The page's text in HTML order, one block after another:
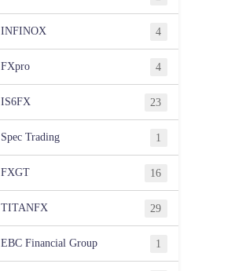
INFINOX 4
FXpro 4
IS6FX 23
Spec Trading 1
FXGT 16
TITANFX 29
EBC Financial Group 1